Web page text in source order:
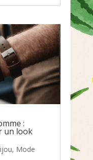
:
un look
, Mode